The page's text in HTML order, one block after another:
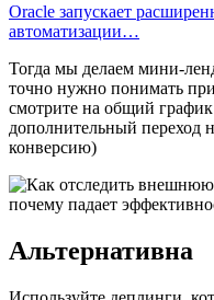
Oracle запускает
автоматизации…
Тогда мы делаем мини-
точно нужно понимать
смотрите на общий
дополнительный переход
конверсию)
Альтернативна